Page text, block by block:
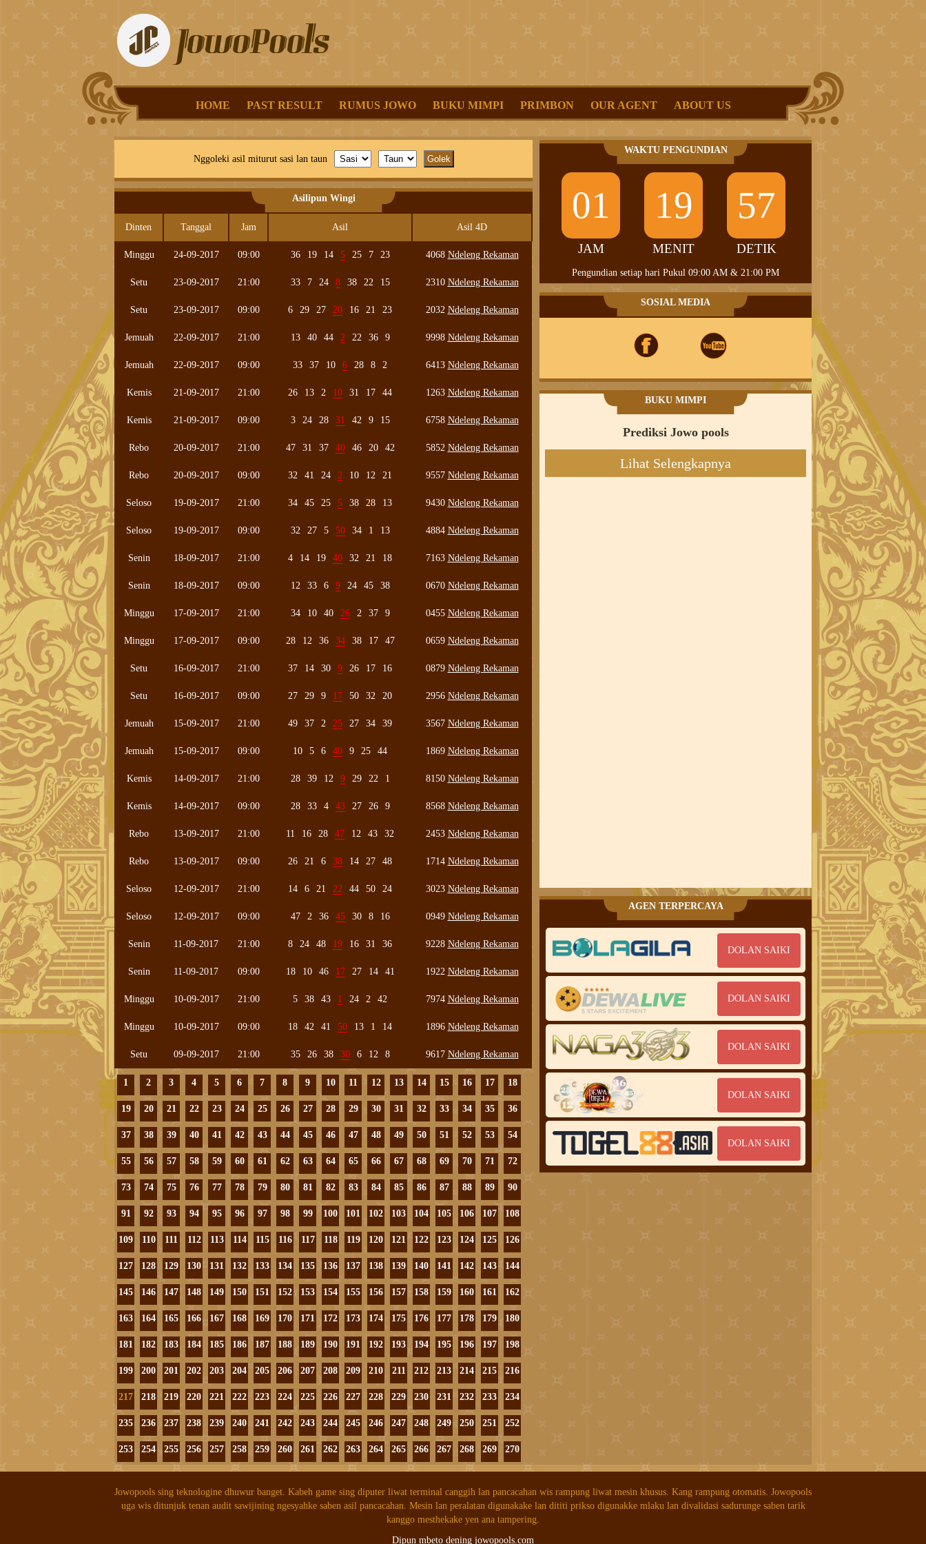
HOME PAST RESULT RUMUS JOWO BUKU MIMPI PRIMBON OUR AGENT ABOUT US
Nggoleki asil miturut sasi lan taun
Asilipun Wingi
Dinten Tanggal Jam Asil Asil 4D
Minggu 24-09-2017 09:00 36 19 14 5 25 7 23 4068 Ndeleng Rekaman
Setu 23-09-2017 21:00 33 7 24 8 38 22 15 2310 Ndeleng Rekaman
Setu 23-09-2017 09:00 6 29 27 20 16 21 23 2032 Ndeleng Rekaman
Jemuah 22-09-2017 21:00 13 40 44 2 22 36 9 9998 Ndeleng Rekaman
Jemuah 22-09-2017 09:00 33 37 10 6 28 8 2 6413 Ndeleng Rekaman
Kemis 21-09-2017 21:00 26 13 2 10 31 17 44 1263 Ndeleng Rekaman
Kemis 21-09-2017 09:00 3 24 28 31 42 9 15 6758 Ndeleng Rekaman
Rebo 20-09-2017 21:00 47 31 37 40 46 20 42 5852 Ndeleng Rekaman
Rebo 20-09-2017 09:00 32 41 24 2 10 12 21 9557 Ndeleng Rekaman
Seloso 19-09-2017 21:00 34 45 25 5 38 28 13 9430 Ndeleng Rekaman
Seloso 19-09-2017 09:00 32 27 5 50 34 1 13 4884 Ndeleng Rekaman
Senin 18-09-2017 21:00 4 14 19 40 32 21 18 7163 Ndeleng Rekaman
Senin 18-09-2017 09:00 12 33 6 9 24 45 38 0670 Ndeleng Rekaman
Minggu 17-09-2017 21:00 34 10 40 26 2 37 9 0455 Ndeleng Rekaman
Minggu 17-09-2017 09:00 28 12 36 34 38 17 47 0659 Ndeleng Rekaman
Setu 16-09-2017 21:00 37 14 30 9 26 17 16 0879 Ndeleng Rekaman
Setu 16-09-2017 09:00 27 29 9 17 50 32 20 2956 Ndeleng Rekaman
Jemuah 15-09-2017 21:00 49 37 2 25 27 34 39 3567 Ndeleng Rekaman
Jemuah 15-09-2017 09:00 10 5 6 40 9 25 44 1869 Ndeleng Rekaman
Kemis 14-09-2017 21:00 28 39 12 9 29 22 1 8150 Ndeleng Rekaman
Kemis 14-09-2017 09:00 28 33 4 43 27 26 9 8568 Ndeleng Rekaman
Rebo 13-09-2017 21:00 11 16 28 47 12 43 32 2453 Ndeleng Rekaman
Rebo 13-09-2017 09:00 26 21 6 38 14 27 48 1714 Ndeleng Rekaman
Seloso 12-09-2017 21:00 14 6 21 22 44 50 24 3023 Ndeleng Rekaman
Seloso 12-09-2017 09:00 47 2 36 45 30 8 16 0949 Ndeleng Rekaman
Senin 11-09-2017 21:00 8 24 48 19 16 31 36 9228 Ndeleng Rekaman
Senin 11-09-2017 09:00 18 10 46 17 27 14 41 1922 Ndeleng Rekaman
Minggu 10-09-2017 21:00 5 38 43 1 24 2 42 7974 Ndeleng Rekaman
Minggu 10-09-2017 09:00 18 42 41 50 13 1 14 1896 Ndeleng Rekaman
Setu 09-09-2017 21:00 35 26 38 30 6 12 8 9617 Ndeleng Rekaman
1 2 3 4 5 6 7 8 9 10 11 12 13 14 15 16 17 18
19 20 21 22 23 24 25 26 27 28 29 30 31 32 33 34 35 36
37 38 39 40 41 42 43 44 45 46 47 48 49 50 51 52 53 54
55 56 57 58 59 60 61 62 63 64 65 66 67 68 69 70 71 72
73 74 75 76 77 78 79 80 81 82 83 84 85 86 87 88 89 90
91 92 93 94 95 96 97 98 99 100 101 102 103 104 105 106 107 108
109 110 111 112 113 114 115 116 117 118 119 120 121 122 123 124 125 126
127 128 129 130 131 132 133 134 135 136 137 138 139 140 141 142 143 144
145 146 147 148 149 150 151 152 153 154 155 156 157 158 159 160 161 162
163 164 165 166 167 168 169 170 171 172 173 174 175 176 177 178 179 180
181 182 183 184 185 186 187 188 189 190 191 192 193 194 195 196 197 198
199 200 201 202 203 204 205 206 207 208 209 210 211 212 213 214 215 216
217 218 219 220 221 222 223 224 225 226 227 228 229 230 231 232 233 234
235 236 237 238 239 240 241 242 243 244 245 246 247 248 249 250 251 252
253 254 255 256 257 258 259 260 261 262 263 264 265 266 267 268 269 270
WAKTU PENGUNDIAN
01
JAM
19
MENIT
56
DETIK
Pengundian setiap hari Pukul 09:00 AM & 21:00 PM
SOSIAL MEDIA
BUKU MIMPI
Prediksi Jowo pools
Lihat Selengkapnya
AGEN TERPERCAYA
DOLAN SAIKI
DOLAN SAIKI
DOLAN SAIKI
DOLAN SAIKI
DOLAN SAIKI
Jowopools sing teknologine dhuwur banget. Kabeh game sing diputer liwat terminal canggih lan pancacahan wis rampung liwat mesin khusus. Kang rampung otomatis. Jowopools
uga wis ditunjuk tenan audit sawijining ngesyahke saben asil pancacahan. Mesin lan peralatan digunakake lan dititi prikso digunakke mlaku lan divalidasi sadurunge saben tarik
kanggo mesthekake yen ana tampering.
Dipun mbeto dening jowopools.com